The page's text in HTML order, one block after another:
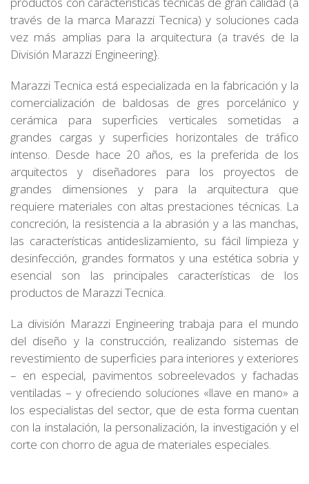
través de la marca Marazzi Tecnica) y soluciones cada
vez más amplias para la arquitectura (a través de la
División Marazzi Engineering}.
Marazzi Tecnica está especializada en la fabricación y la
comercialización de baldosas de gres porcelánico y
cerámica para superficies verticales sometidas a
grandes cargas y superficies horizontales de tráfico
intenso. Desde hace 20 años, es la preferida de los
arquitectos y diseñadores para los proyectos de
grandes dimensiones y para la arquitectura que
requiere materiales con altas prestaciones técnicas. La
concreción, la resistencia a la abrasión y a las manchas,
las características antideslizamiento, su fácil limpieza y
desinfección, grandes formatos y una estética sobria y
esencial son las principales características de los
productos de Marazzi Tecnica.
La división Marazzi Engineering trabaja para el mundo
del diseño y la construcción, realizando sistemas de
revestimiento de superficies para interiores y exteriores
– en especial, pavimentos sobreelevados y fachadas
ventiladas – y ofreciendo soluciones «llave en mano» a
los especialistas del sector, que de esta forma cuentan
con la instalación, la personalización, la investigación y el
corte con chorro de agua de materiales especiales.